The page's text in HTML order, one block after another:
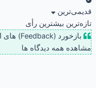
قدیمی‌ترین
تازه‌ترین بیشترین رأی
بازخورد (Feedback) های اینلاین
مشاهده همه دیدگاه ها